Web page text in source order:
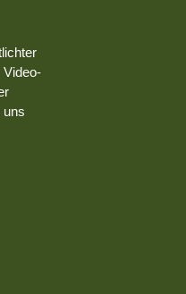
Video-
uns